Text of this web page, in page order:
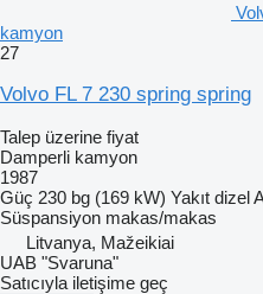
kamyon
27
Volvo FL 7 230 spring spring
Talep üzerine fiyat
Damperli kamyon
1987
Güç 230 bg (169 kW) Yakıt dizel
Süspansiyon makas/makas
Litvanya, Mažeikiai
UAB "Svaruna"
Satıcıyla iletişime geç